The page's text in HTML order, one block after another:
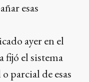
esas
ayer en el
fijó el sistema
parcial de esas